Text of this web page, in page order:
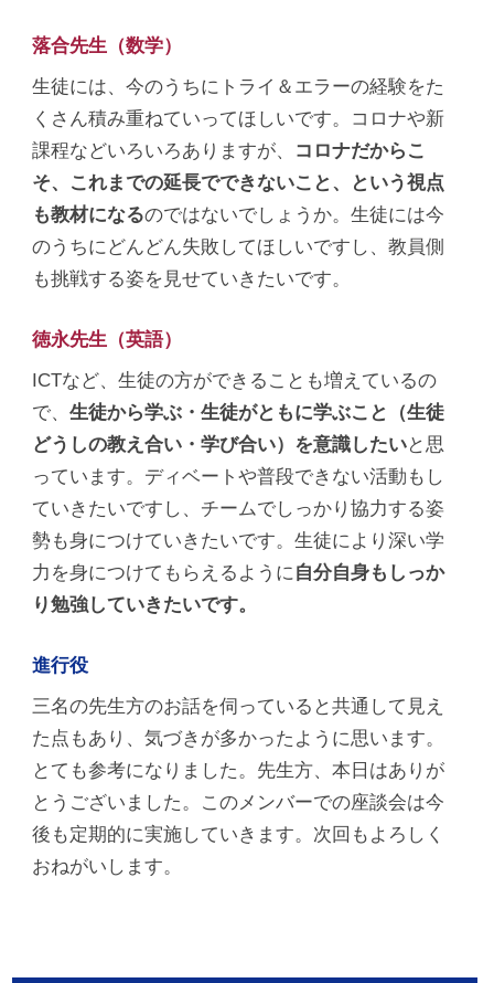
落合先生（数学）
生徒には、今のうちにトライ＆エラーの経験をた
くさん積み重ねていってほしいです。コロナや新
課程などいろいろありますが、 コロナだからこ
そ、これまでの延長でできないこと、という視点
も教材になるのではないでしょうか。生徒には今
のうちにどんどん失敗してほしいですし、教員側
も挑戦する姿を見せていきたいです。
徳永先生（英語）
ICTなど、生徒の方ができることも増えているの
で、生徒から学ぶ・生徒がともに学ぶこと（生徒
どうしの教え合い・学び合い）を意識したいと思
っています。ディベートや普段できない活動もし
ていきたいですし、チームでしっかり協力する姿
勢も身につけていきたいです。生徒により深い学
力を身につけてもらえるように自分自身もしっか
り勉強していきたいです。
進行役
三名の先生方のお話を伺っていると共通して見え
た点もあり、気づきが多かったように思います。
とても参考になりました。先生方、本日はありが
とうございました。このメンバーでの座談会は今
後も定期的に実施していきます。次回もよろしく
おねがいします。